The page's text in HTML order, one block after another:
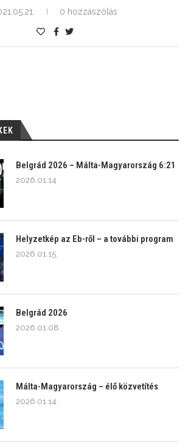
0 hozzászólás
Belgrád 2026 – Málta-Magyarország 6:21
2026.01.14.
Helyzetkép az Eb-ről – a további program
2026.01.15.
Belgrád 2026
2026.01.08.
Málta-Magyarország – élő közvetítés
2026.01.14.